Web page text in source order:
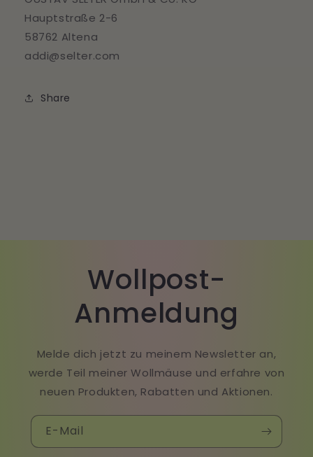
Hauptstraße 2-6
58762 Altena
addi@selter.com
Share
Wollpost-
Anmeldung
Melde dich jetzt zu meinem Newsletter an,
werde Teil meiner Wollmäuse und erfahre von
neuen Produkten, Rabatten und Aktionen.
E-Mail